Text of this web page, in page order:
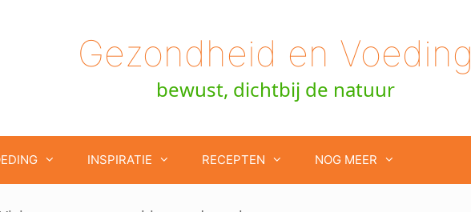
Gezondheid en Voeding
bewust, dichtbij de natuur
INSPIRATIE RECEPTEN NOG MEER